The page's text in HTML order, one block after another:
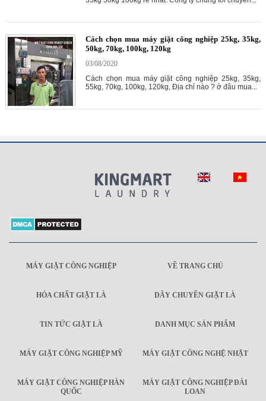
Cách chọn mua máy giặt công nghiệp 25kg, 35kg,
50kg, 70kg, 100kg, 120kg
03/08/2020
Cách chọn mua máy giặt công nghiệp 25kg, 35kg,
55kg, 70kg, 100kg, 120kg, Địa chỉ nào ? ở đâu mua...
MÁY GIẶT CÔNG NGHIỆP VỀ TRANG CHỦ
HÓA CHẤT GIẶT LÀ DÂY CHUYỀN GIẶT LÀ
TIN TỨC GIẶT LÀ DANH MỤC SẢN PHẨM
MÁY GIẶT CÔNG NGHIỆP MỸ MÁY GIẶT CÔNG NGHỆ NHẬT
MÁY GIẶT CÔNG NGHIỆP HÀN
QUỐC
MÁY GIẶT CÔNG NGHIỆP ĐÀI
LOAN